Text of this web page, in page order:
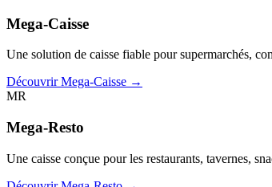
Mega-Caisse
Une solution de caisse fiable pour supermarchés,
Découvrir Mega-Caisse →
MR
Mega-Resto
Une caisse conçue pour les restaurants, tavernes,